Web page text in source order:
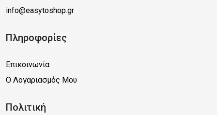
info@easytoshop.gr
Πληροφορίες
Επικοινωνία
Ο Λογαριασμός Μου
Πολιτική